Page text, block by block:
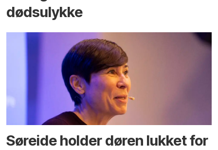
dødsulykke
Søreide holder døren lukket for